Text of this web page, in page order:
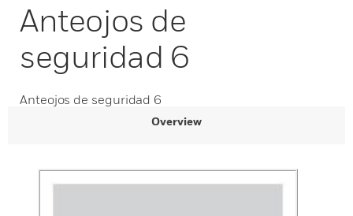
Anteojos de
seguridad 6
Anteojos de seguridad 6
Overview